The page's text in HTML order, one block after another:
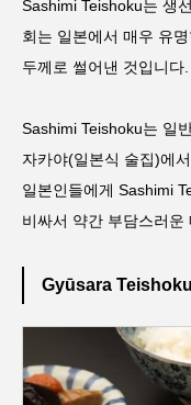
Sashimi Teishoku는 생
회는 일본에서 매우 유
두께로 썰어낸 것입니다.
Sashimi Teishoku는 일
자카야(일본식 술집)에
일본인들에게 Sashimi
비싸서 약간 부담스러운
Gyūsara Teishoku